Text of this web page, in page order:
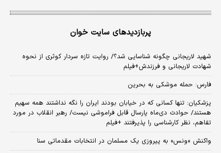
پربازدیدهای سایت خوان
شهید لاریجانی چگونه شناسایی شد؟/ روایت تازه سردار کوثری از نحوه
شهادت لاریجانی و فرزندش+فیلم
فارس: حمله موشکی به بحرین
پزشکیان: تنها کسانی که در خیابان بودند ایران را نگه نداشتند همه سهیم
هستند/ حوادث دی‌ماه پارسال قابل فراموشی نیست/ رهبر انقلاب در مورد
تفاهم، نظر کارشناسی را پذیرفتند +فیلم
واکنش «ونس» به پیروزی یک مسلمان در انتخابات مقدماتی سنا